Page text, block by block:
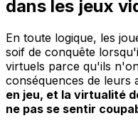
dans les jeux
En toute logique, les
soif de conquête
virtuels parce qu'ils
conséquences de leurs
en jeu, et la virtualité
ne pas se sentir